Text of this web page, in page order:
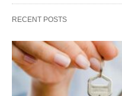
RECENT POSTS